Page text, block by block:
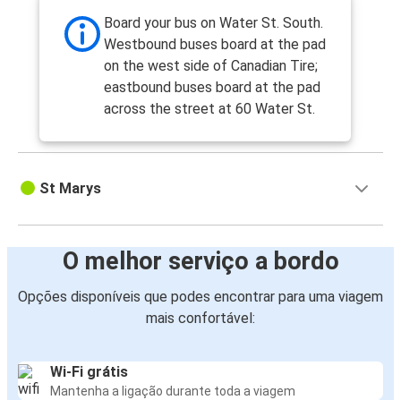
Board your bus on Water St. South.
Westbound buses board at the pad
on the west side of Canadian Tire;
eastbound buses board at the pad
across the street at 60 Water St.
St Marys
O melhor serviço a bordo
Opções disponíveis que podes encontrar para uma viagem
mais confortável:
Wi-Fi grátis
Mantenha a ligação durante toda a viagem